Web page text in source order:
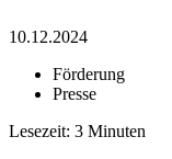
10.12.2024
Förderung
Presse
Lesezeit: